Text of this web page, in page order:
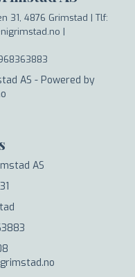
31, 4876 Grimstad | Tlf:
|
AS - Powered by
AS